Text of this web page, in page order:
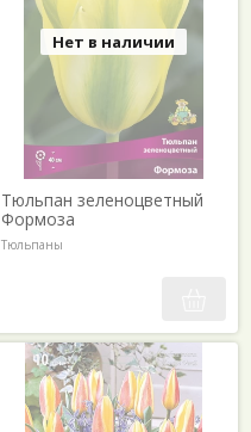
Нет в наличии
Тюльпан зеленоцветный
Формоза
Тюльпаны